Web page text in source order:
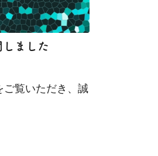
ました
覧いただき、誠